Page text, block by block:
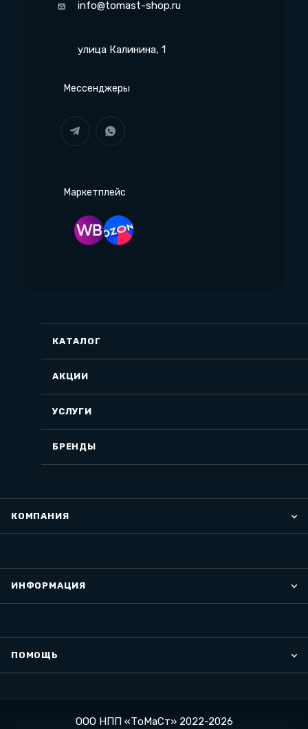
info@tomast-shop.ru
улица Калинина, 1
Мессенджеры
Маркетплейс
КАТАЛОГ
АКЦИИ
УСЛУГИ
БРЕНДЫ
КОМПАНИЯ
ИНФОРМАЦИЯ
ПОМОЩЬ
ООО НПП «ТоМаСт» 2022-2026